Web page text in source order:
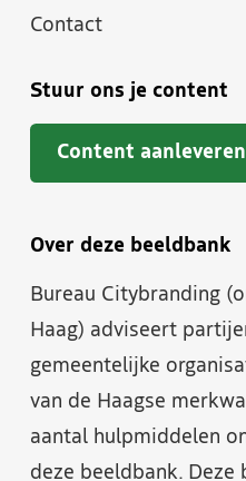
Contact
Stuur ons je content
Content aanleveren
Over deze beeldbank
Bureau Citybranding
Haag) adviseert
gemeentelijke
van de Haagse
aantal hulpmiddelen
deze beeldbank. Deze